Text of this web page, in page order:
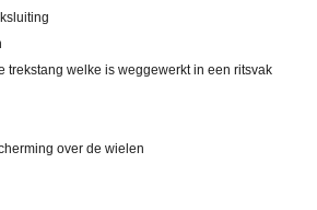
trekstang welke is weggewerkt in een ritsvak
over de wielen